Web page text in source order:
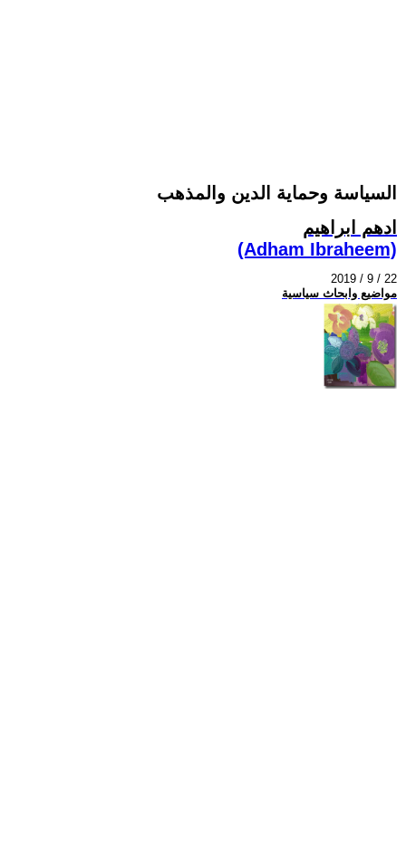
السياسة وحماية الدين والمذهب
ادهم ابراهيم
(Adham Ibraheem)
2019 / 9 / 22
مواضيع وابحاث سياسية